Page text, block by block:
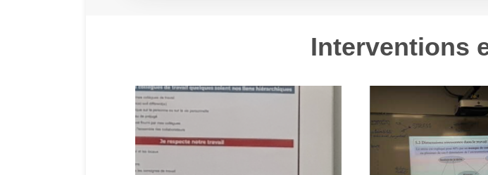
Interventions